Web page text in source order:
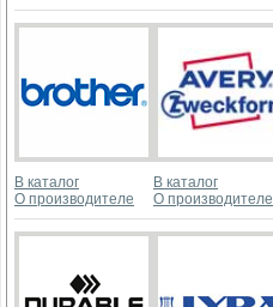
В каталог
О производителе
В каталог
О производителе